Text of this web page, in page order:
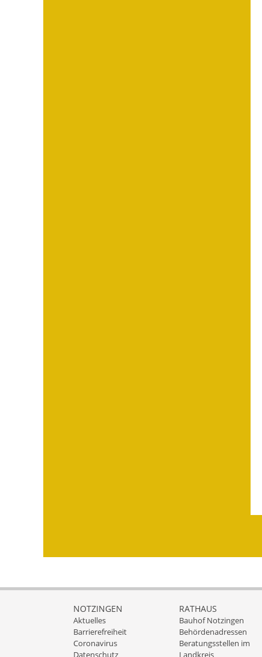
NOTZINGEN
Aktuelles
Barrierefreiheit
Coronavirus
Datenschutz
RATHAUS
Bauhof Notzingen
Behördenadressen
Beratungsstellen im
Landkreis